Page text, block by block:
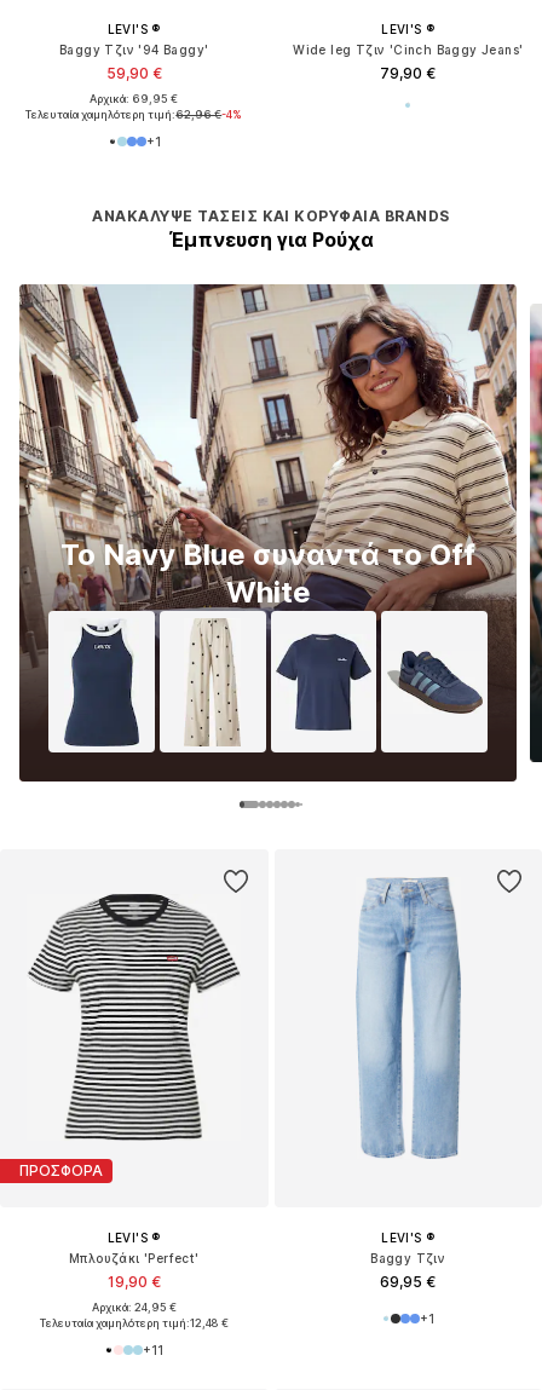
LEVI'S ®
Baggy Τζιν '94 Baggy'
59,90 €
Αρχικά: 69,95 €
Τελευταία χαμηλότερη τιμή:62,96 €-4%
+1
LEVI'S ®
Wide leg Τζιν 'Cinch Baggy Jeans'
79,90 €
ΠΡΟΣΦΟΡΑ
LEVI'S ®
Μπλουζάκι 'Perfect'
19,90 €
Αρχικά: 24,95 €
Τελευταία χαμηλότερη τιμή:12,48 €
+11
ΑΝΑΚΆΛΥΨΕ ΤΆΣΕΙΣ ΚΑΙ ΚΟΡΥΦΑΊΑ BRANDS
Έμπνευση για Ρούχα
Το Navy Blue συναντά το Off
White
LEVI'S ®
Baggy Τζιν
69,95 €
+1